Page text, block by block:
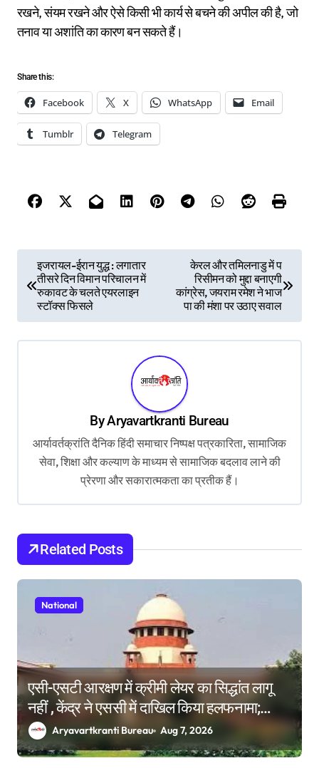
रखने, संयम रखने और ऐसे किसी भी कार्य से बचने की अपील की है, जो
तनाव या अशांति का कारण बन सकते हैं।
Share this:
Facebook X WhatsApp Email
Tumblr Telegram
o
n
इजरायल-ईरान युद्ध : लगातार
तीसरे दिन विमान परिचालन में
रुकावट के चलते एयरलाइन
स्टॉक्स फिसले
केरल और तमिलनाडु में प
रिसीमन को मुद्दा बनाएगी
कांग्रेस, जयराम रमेश ने भाज
पा की मंशा पर उठाए सवाल
ByAryavartkranti Bureau
आर्यावर्तक्रांति दैनिक हिंदी समाचार निष्पक्ष पत्रकारिता, सामाजिक
सेवा, शिक्षा और कल्याण के माध्यम से सामाजिक बदलाव लाने की
प्रेरणा और सकारात्मकता का प्रतीक हैं।
Related Posts
National
एसी-एसटी आरक्षण में क्रीमी लेयर का सिद्धांत लागू
नहीं , केंद्र ने एससी में दाखिल किया हलफनामा;
याचिकाएं खारिज करने की मांग
Aryavartkranti Bureau Aug 7, 2026